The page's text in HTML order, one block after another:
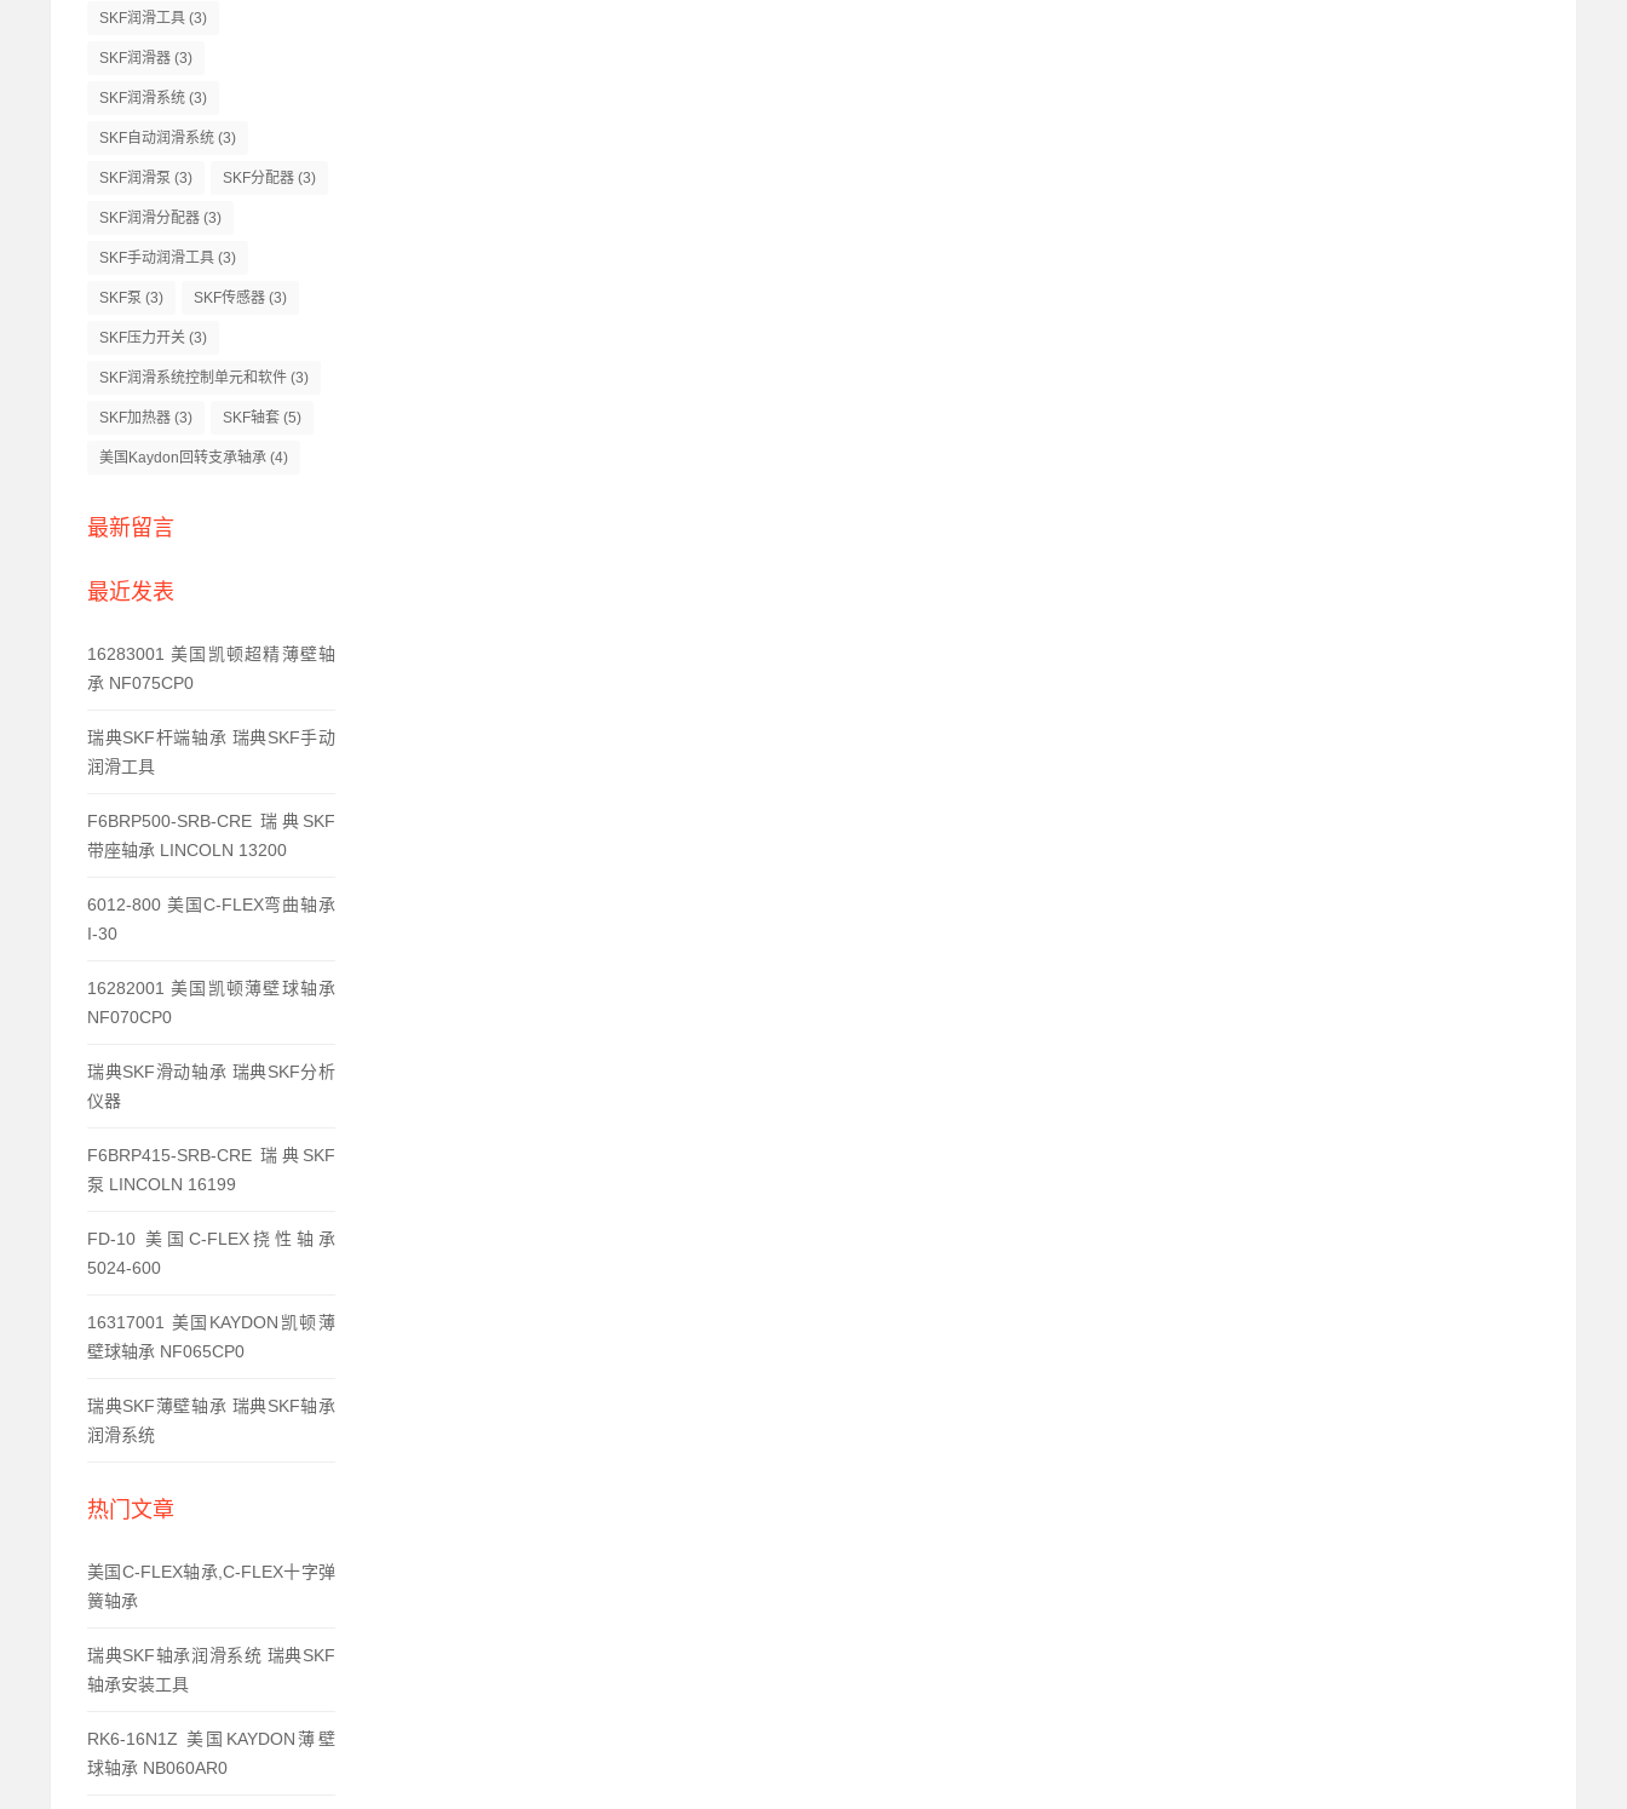
SKF润滑工具 (3)
SKF润滑器 (3)
SKF润滑系统 (3)
SKF自动润滑系统 (3)
SKF润滑泵 (3) SKF分配器 (3)
SKF润滑分配器 (3)
SKF手动润滑工具 (3)
SKF泵 (3) SKF传感器 (3)
SKF压力开关 (3)
SKF润滑系统控制单元和软件 (3)
SKF加热器 (3) SKF轴套 (5)
美国Kaydon回转支承轴承 (4)
最新留言
最近发表
16283001 美国凯顿超精薄壁轴
承 NF075CP0
瑞典SKF杆端轴承 瑞典SKF手动
润滑工具
F6BRP500-SRB-CRE 瑞典SKF
带座轴承 LINCOLN 13200
6012-800 美国C-FLEX弯曲轴承
I-30
16282001 美国凯顿薄壁球轴承
NF070CP0
瑞典SKF滑动轴承 瑞典SKF分析
仪器
F6BRP415-SRB-CRE 瑞典SKF
泵 LINCOLN 16199
FD-10 美国C-FLEX挠性轴承
5024-600
16317001 美国KAYDON凯顿薄
壁球轴承 NF065CP0
瑞典SKF薄壁轴承 瑞典SKF轴承
润滑系统
热门文章
美国C-FLEX轴承,C-FLEX十字弹
簧轴承
瑞典SKF轴承润滑系统 瑞典SKF
轴承安装工具
RK6-16N1Z 美国KAYDON薄壁
球轴承 NB060AR0